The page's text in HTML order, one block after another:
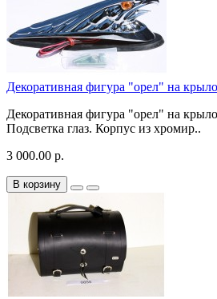
Декоративная фигура "орел" на
Декоративная фигура "орел" на
Подсветка глаз. Корпус из хромир..
3 000.00 р.
В корзину